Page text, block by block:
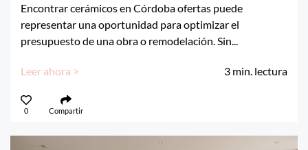
Encontrar cerámicos en Córdoba ofertas puede
representar una oportunidad para optimizar el
presupuesto de una obra o remodelación. Sin...
Leer ahora > 3 min. lectura
0 Compartir